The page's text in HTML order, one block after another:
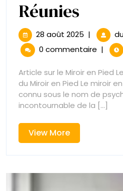
Réunies
du
en
Pied
:
28 août 2025 28
août
2025
|
0 commentaire |
Article sur le Miroir en Pied
du Miroir en Pied Le miroir
connu sous le nom de
incontournable de la [...]
View MoreView
More